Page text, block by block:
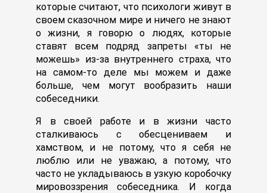
которые считают, что психологи живут в
своем сказочном мире и ничего не знают
о жизни, я говорю о людях, которые
ставят всем подряд запреты «ты не
можешь» из-за внутреннего страха, что
на самом-то деле мы можем и даже
больше, чем могут вообразить наши
собеседники.
Я в своей работе и в жизни часто
сталкиваюсь с обесцениваем и
хамством, и не потому, что я себя не
люблю или не уважаю, а потому, что
часто не укладываюсь в узкую коробочку
мировоззрения собеседника. И когда